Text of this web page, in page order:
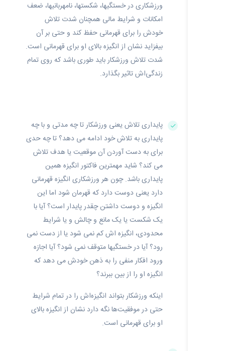
ورزشکاری در خستگیها، شکستها، نامهربانیها، ضعف
امکانات و شرایط مالی همچنان شدت تلاش
خودش را برای قهرمانی حفظ کند و حتی بر آن
بیفزاید نشان از انگیزه بالای او برای قهرمانی است.
شدت تلاش ورزشکار باید طوری باشد که روی تمام
زندگی‌اش تاثیر بگذارد.
پایداری تلاش یعنی ورزشکار تا چه مدتی و با چه
پایداری به تلاش خود ادامه می‌ دهد؟ تا چه حدی
برای به دست آوردن آن موقعیت یا هدف تلاش
می‌ کند؟ شاید مهمترین فاکتور انگیزه همین
پایداری باشد. چون هر ورزشکاری انگیزه قهرمانی
دارد یعنی دوست دارد که قهرمان شود اما این
انگیزه و دوست داشتن چقدر پایدار است؟ آیا با
یک شکست یا یک مانع و چالش و یا شرایط
محدودی، انگیزه‌ اش کم نمی‌ شود یا از دست نمی‌
رود؟ آیا در خستگیها متوقف نمی‌ شود؟ آیا اجازه
ورود افکار منفی را به ذهن خودش می‌ دهد که
انگیزه او را از بین ببرند؟
اینکه ورزشکار بتواند انگیزه‌اش را در تمام شرایط
حتی در موفقیت‌ها نگه دارد نشان از انگیزه بالای
او برای قهرمانی است.